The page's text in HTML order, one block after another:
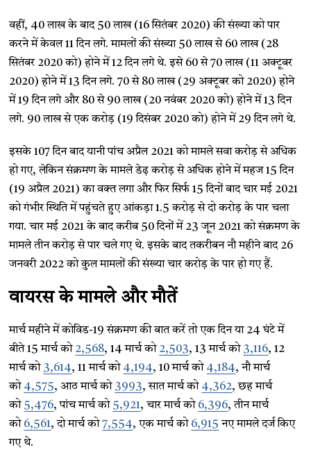
वहीं, 40 लाख के बाद 50 लाख (16 सितंबर 2020) की संख्या को पार
करने में केवल 11 दिन लगे. मामलों की संख्या 50 लाख से 60 लाख (28
सितंबर 2020 को) होने में 12 दिन लगे थे. इसे 60 से 70 लाख (11 अक्टूबर
2020) होने में 13 दिन लगे. 70 से 80 लाख (29 अक्टूबर को 2020) होने
में 19 दिन लगे और 80 से 90 लाख (20 नवंबर 2020 को) होने में 13 दिन
लगे. 90 लाख से एक करोड़ (19 दिसंबर 2020 को) होने में 29 दिन लगे थे.
इसके 107 दिन बाद यानी पांच अप्रैल 2021 को मामले सवा करोड़ से अधिक
हो गए, लेकिन संक्रमण के मामले डेढ़ करोड़ से अधिक होने में महज 15 दिन
(19 अप्रैल 2021) का वक्त लगा और फिर सिर्फ 15 दिनों बाद चार मई 2021
को गंभीर स्थिति में पहुंचते हुए आंकड़ा 1.5 करोड़ से दो करोड़ के पार चला
गया. चार मई 2021 के बाद करीब 50 दिनों में 23 जून 2021 को संक्रमण के
मामले तीन करोड़ से पार चले गए थे. इसके बाद तकरीबन नौ महीने बाद 26
जनवरी 2022 को कुल मामलों की संख्या चार करोड़ के पार हो गए हैं.
वायरस के मामले और मौतें
मार्च महीने में कोविड-19 संक्रमण की बात करें तो एक दिन या 24 घंटे में
बीते 15 मार्च को 2,568, 14 मार्च को 2,503, 13 मार्च को 3,116, 12
मार्च को 3,614, 11 मार्च को 4,194, 10 मार्च को 4,184, नौ मार्च
को 4,575, आठ मार्च को 3993, सात मार्च को 4,362, छह मार्च
को 5,476, पांच मार्च को 5,921, चार मार्च को 6,396, तीन मार्च
को 6,561, दो मार्च को7,554, एक मार्च को 6,915 नए मामले दर्ज किए
गए थे.